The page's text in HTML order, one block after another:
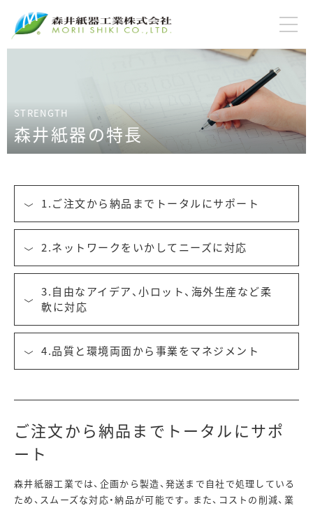
森井紙器の特長
1.ご注文から納品までトータルにサポート
2.ネットワークをいかしてニーズに対応
3.自由なアイデア、小ロット、海外生産など柔
軟に対応
4.品質と環境両面から事業をマネジメント
ご注文から納品までトータルにサポ
ート
森井紙器工業では、企画から製造、発送まで自社で処理している
ため、スムーズな対応・納品が可能です。また、コストの削減、業